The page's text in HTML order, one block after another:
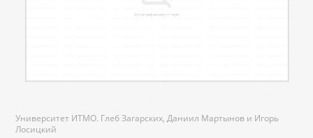
Университет ИТМО. Глеб Загарских, Даниил Мартынов и Игорь
Лосицкий